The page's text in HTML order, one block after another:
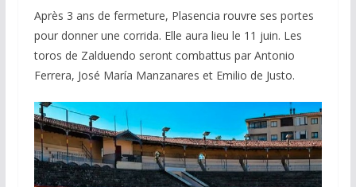
Après 3 ans de fermeture, Plasencia rouvre ses portes
pour donner une corrida. Elle aura lieu le 11 juin. Les
toros de Zalduendo seront combattus par Antonio
Ferrera, José María Manzanares et Emilio de Justo.